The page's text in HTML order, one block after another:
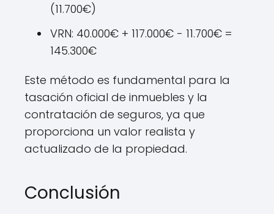
(11.700€)
VRN: 40.000€ + 117.000€ - 11.700€ =
145.300€
Este método es fundamental para la
tasación oficial de inmuebles y la
contratación de seguros, ya que
proporciona un valor realista y
actualizado de la propiedad.
Conclusión